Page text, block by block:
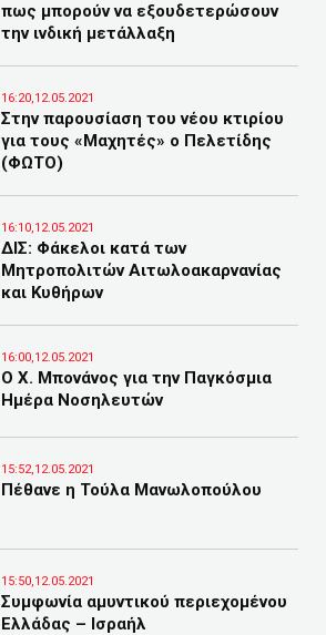
πως μπορούν να εξουδετερώσουν
την ινδική μετάλλαξη
16:20,12.05.2021
Στην παρουσίαση του νέου κτιρίου
για τους «Μαχητές» ο Πελετίδης
(ΦΩΤΟ)
16:10,12.05.2021
ΔΙΣ: Φάκελοι κατά των
Μητροπολιτών Αιτωλοακαρνανίας
και Κυθήρων
16:00,12.05.2021
Ο Χ. Μπονάνος για την Παγκόσμια
Ημέρα Νοσηλευτών
15:52,12.05.2021
Πέθανε η Τούλα Μανωλοπούλου
15:50,12.05.2021
Συμφωνία αμυντικού περιεχομένου
Ελλάδας – Ισραήλ